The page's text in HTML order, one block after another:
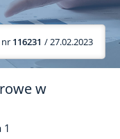
nr 116231 / 27.02.2023
w
1